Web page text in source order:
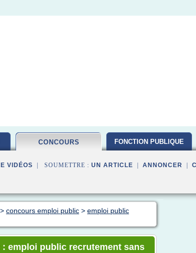
CONCOURS FONCTION PUBLIQUE
VIDÉOS | SOUMETTRE : UN ARTICLE ANNONCER
> concours emploi public > emploi public
emploi public recrutement sans